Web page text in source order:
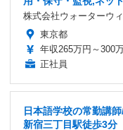
株式会社ウォーターウ
東京都
年収265万円～300
正社員
日本語学校の常勤講
新宿三丁目駅徒歩3分